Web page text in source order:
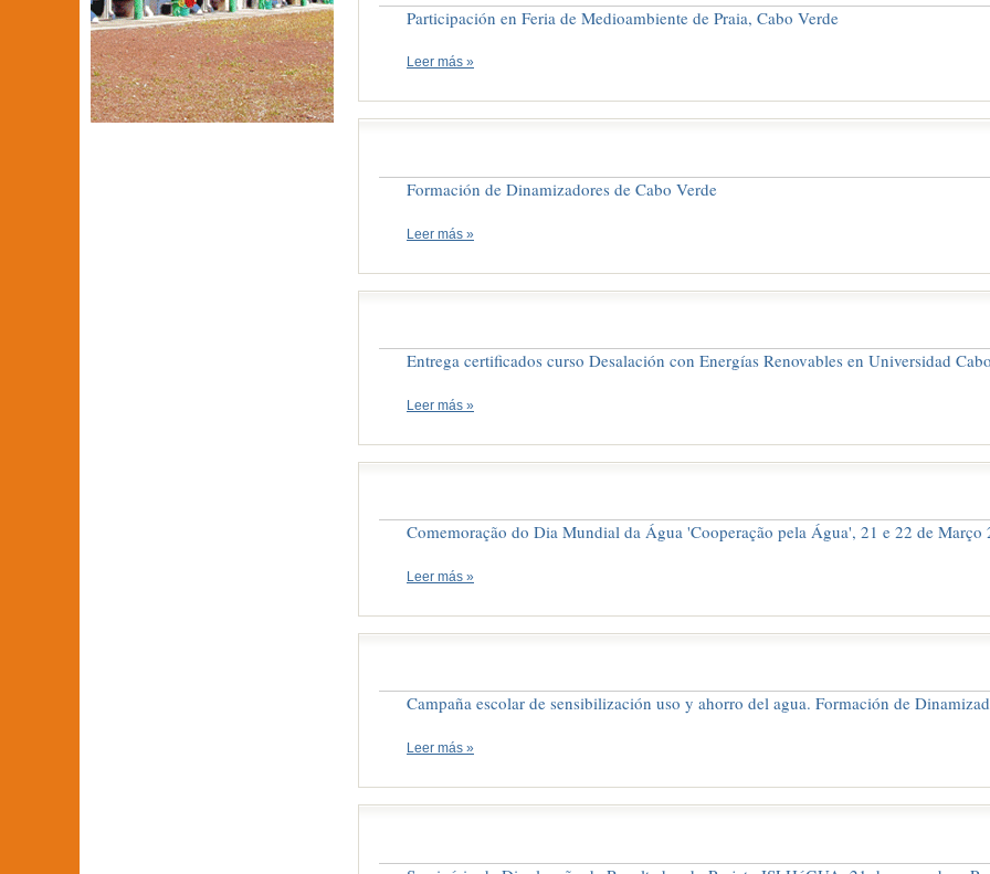
Participación en Feria de Medioambiente de Praia, Cabo Verde
Leer más »
Formación de Dinamizadores de Cabo Verde
Leer más »
Entrega certificados curso Desalación con Energías Renovables en Universidad
Leer más »
Comemoração do Dia Mundial da Água 'Cooperação pela Água', 21 e 22 de Março
Leer más »
Campaña escolar de sensibilización uso y ahorro del agua. Formación de
Leer más »